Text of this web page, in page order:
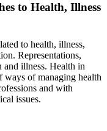
to Health, Illness
to health, illness,
Representations,
and illness. Health in
ways of managing health
and with
issues.